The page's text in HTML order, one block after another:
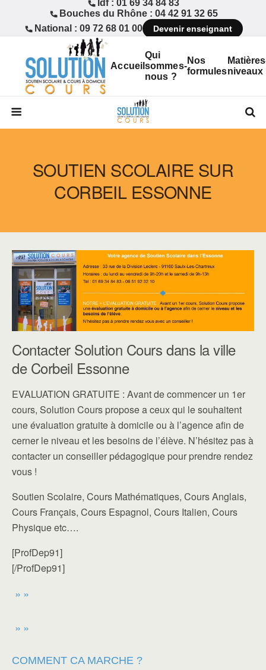
Idf : 01 69 34 84 83
Bouches du Rhône : 04 42 91 32 65
National : 09 72 68 01 00
Devenir enseignant
Accueil
Qui
sommes-
nous ?
Nos
formulesniveaux
SOUTIEN SCOLAIRE SUR
CORBEIL ESSONNE
Contacter Solution Cours dans la ville
de Corbeil Essonne
EVALUATION GRATUITE : Avant de commencer un 1er
cours, Solution Cours propose a ceux qui le souhaitent
une évaluation gratuite à domicile ou à l’agence afin de
cerner le niveau et les besoins de l’élève. N’hésitez pas à
contacter un conseiller pédagogique pour prendre rendez
vous !
Soutien Scolaire, Cours Mathématiques, Cours Anglais,
Cours Français, Cours Espagnol, Cours Italien, Cours
Physique etc….
[ProfDep91]
[/ProfDep91]
» »
» »
COMMENT CA MARCHE ?